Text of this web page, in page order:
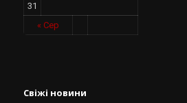
« Сер
31
Свіжі новини